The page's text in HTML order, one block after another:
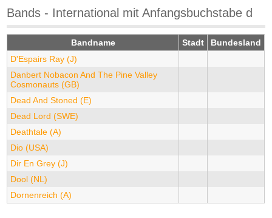
Bands - International mit Anfangsbuchstabe d
Bandname Stadt
Bundesland
D'Espairs Ray (J)
Danbert Nobacon And The Pine Valley
Cosmonauts (GB)
Dead And Stoned (E)
Dead Lord (SWE)
Deathtale (A)
Dio (USA)
Dir En Grey (J)
Dool (NL)
Dornenreich (A)